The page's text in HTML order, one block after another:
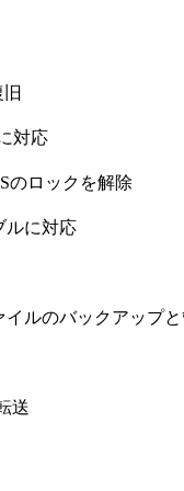
対応
のロックを解除
ルに対応
イルのバックアップ
送